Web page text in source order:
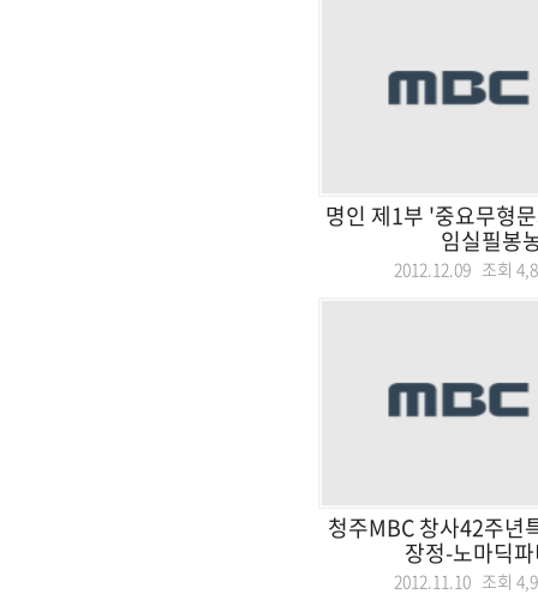
명인 제1부 '중요무형
임실필봉
2012.12.09 조회
청주MBC 창사42주년
장정-노마딕
2012.11.10 조회